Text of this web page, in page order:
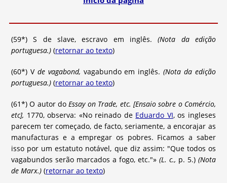
(59*) S de slave, escravo em inglês.(Nota da edição
portuguesa.)(retornar ao texto)
(60*) V de vagabond, vagabundo em inglês.(Nota da edição
portuguesa.)(retornar ao texto)
(61*) O autor doEssay on Trade, etc. [Ensaio sobre o Comércio,
etc], 1770, observa: «No reinado de Eduardo VI, os ingleses
parecem ter começado, de facto, seriamente, a encorajar as
manufacturas e a empregar os pobres. Ficamos a saber
isso por um estatuto notável, que diz assim: "Que todos os
vagabundos serão marcados a fogo, etc."» (L. c., p. 5.) (Nota
de Marx.) (retornar ao texto)